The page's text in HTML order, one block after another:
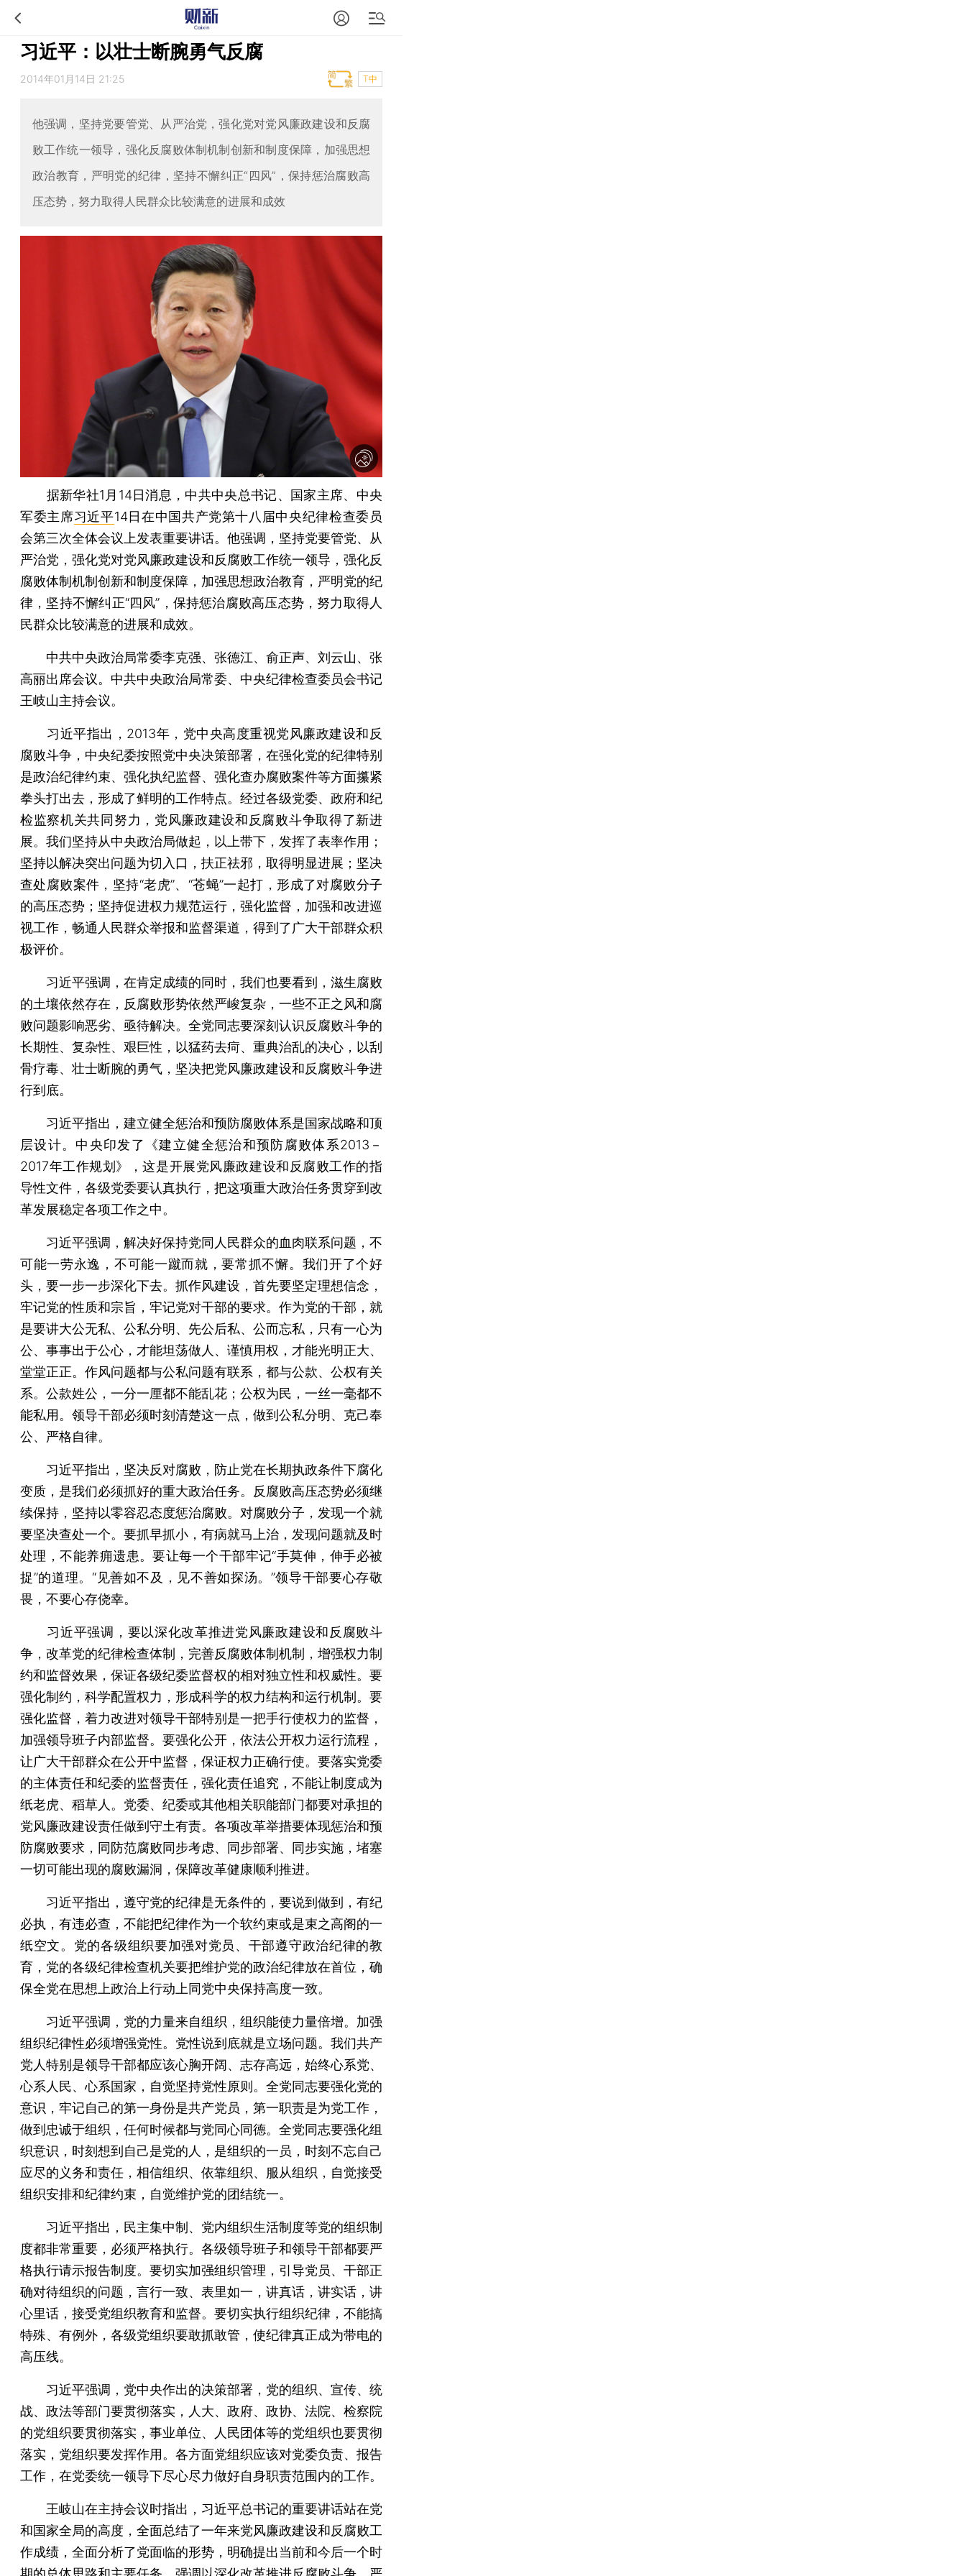
习近平：以壮士断腕勇气反腐
2014年01月14日 21:25 T中
他强调，坚持党要管党、从严治党，强化党对党风廉政建设和反腐
败工作统一领导，强化反腐败体制机制创新和制度保障，加强思想
政治教育，严明党的纪律，坚持不懈纠正“四风”，保持惩治腐败高
压态势，努力取得人民群众比较满意的进展和成效
据新华社1月14日消息，中共中央总书记、国家主席、中央
军委主席习近平14日在中国共产党第十八届中央纪律检查委员
会第三次全体会议上发表重要讲话。他强调，坚持党要管党、从
严治党，强化党对党风廉政建设和反腐败工作统一领导，强化反
腐败体制机制创新和制度保障，加强思想政治教育，严明党的纪
律，坚持不懈纠正“四风”，保持惩治腐败高压态势，努力取得人
民群众比较满意的进展和成效。
中共中央政治局常委李克强、张德江、俞正声、刘云山、张
高丽出席会议。中共中央政治局常委、中央纪律检查委员会书记
王岐山主持会议。
习近平指出，2013年，党中央高度重视党风廉政建设和反
腐败斗争，中央纪委按照党中央决策部署，在强化党的纪律特别
是政治纪律约束、强化执纪监督、强化查办腐败案件等方面攥紧
拳头打出去，形成了鲜明的工作特点。经过各级党委、政府和纪
检监察机关共同努力，党风廉政建设和反腐败斗争取得了新进
展。我们坚持从中央政治局做起，以上带下，发挥了表率作用；
坚持以解决突出问题为切入口，扶正祛邪，取得明显进展；坚决
查处腐败案件，坚持“老虎”、“苍蝇”一起打，形成了对腐败分子
的高压态势；坚持促进权力规范运行，强化监督，加强和改进巡
视工作，畅通人民群众举报和监督渠道，得到了广大干部群众积
极评价。
习近平强调，在肯定成绩的同时，我们也要看到，滋生腐败
的土壤依然存在，反腐败形势依然严峻复杂，一些不正之风和腐
败问题影响恶劣、亟待解决。全党同志要深刻认识反腐败斗争的
长期性、复杂性、艰巨性，以猛药去疴、重典治乱的决心，以刮
骨疗毒、壮士断腕的勇气，坚决把党风廉政建设和反腐败斗争进
行到底。
习近平指出，建立健全惩治和预防腐败体系是国家战略和顶
层设计。中央印发了《建立健全惩治和预防腐败体系2013－
2017年工作规划》，这是开展党风廉政建设和反腐败工作的指
导性文件，各级党委要认真执行，把这项重大政治任务贯穿到改
革发展稳定各项工作之中。
习近平强调，解决好保持党同人民群众的血肉联系问题，不
可能一劳永逸，不可能一蹴而就，要常抓不懈。我们开了个好
头，要一步一步深化下去。抓作风建设，首先要坚定理想信念，
牢记党的性质和宗旨，牢记党对干部的要求。作为党的干部，就
是要讲大公无私、公私分明、先公后私、公而忘私，只有一心为
公、事事出于公心，才能坦荡做人、谨慎用权，才能光明正大、
堂堂正正。作风问题都与公私问题有联系，都与公款、公权有关
系。公款姓公，一分一厘都不能乱花；公权为民，一丝一毫都不
能私用。领导干部必须时刻清楚这一点，做到公私分明、克己奉
公、严格自律。
习近平指出，坚决反对腐败，防止党在长期执政条件下腐化
变质，是我们必须抓好的重大政治任务。反腐败高压态势必须继
续保持，坚持以零容忍态度惩治腐败。对腐败分子，发现一个就
要坚决查处一个。要抓早抓小，有病就马上治，发现问题就及时
处理，不能养痈遗患。要让每一个干部牢记“手莫伸，伸手必被
捉”的道理。“见善如不及，见不善如探汤。”领导干部要心存敬
畏，不要心存侥幸。
习近平强调，要以深化改革推进党风廉政建设和反腐败斗
争，改革党的纪律检查体制，完善反腐败体制机制，增强权力制
约和监督效果，保证各级纪委监督权的相对独立性和权威性。要
强化制约，科学配置权力，形成科学的权力结构和运行机制。要
强化监督，着力改进对领导干部特别是一把手行使权力的监督，
加强领导班子内部监督。要强化公开，依法公开权力运行流程，
让广大干部群众在公开中监督，保证权力正确行使。要落实党委
的主体责任和纪委的监督责任，强化责任追究，不能让制度成为
纸老虎、稻草人。党委、纪委或其他相关职能部门都要对承担的
党风廉政建设责任做到守土有责。各项改革举措要体现惩治和预
防腐败要求，同防范腐败同步考虑、同步部署、同步实施，堵塞
一切可能出现的腐败漏洞，保障改革健康顺利推进。
习近平指出，遵守党的纪律是无条件的，要说到做到，有纪
必执，有违必查，不能把纪律作为一个软约束或是束之高阁的一
纸空文。党的各级组织要加强对党员、干部遵守政治纪律的教
育，党的各级纪律检查机关要把维护党的政治纪律放在首位，确
保全党在思想上政治上行动上同党中央保持高度一致。
习近平强调，党的力量来自组织，组织能使力量倍增。加强
组织纪律性必须增强党性。党性说到底就是立场问题。我们共产
党人特别是领导干部都应该心胸开阔、志存高远，始终心系党、
心系人民、心系国家，自觉坚持党性原则。全党同志要强化党的
意识，牢记自己的第一身份是共产党员，第一职责是为党工作，
做到忠诚于组织，任何时候都与党同心同德。全党同志要强化组
织意识，时刻想到自己是党的人，是组织的一员，时刻不忘自己
应尽的义务和责任，相信组织、依靠组织、服从组织，自觉接受
组织安排和纪律约束，自觉维护党的团结统一。
习近平指出，民主集中制、党内组织生活制度等党的组织制
度都非常重要，必须严格执行。各级领导班子和领导干部都要严
格执行请示报告制度。要切实加强组织管理，引导党员、干部正
确对待组织的问题，言行一致、表里如一，讲真话，讲实话，讲
心里话，接受党组织教育和监督。要切实执行组织纪律，不能搞
特殊、有例外，各级党组织要敢抓敢管，使纪律真正成为带电的
高压线。
习近平强调，党中央作出的决策部署，党的组织、宣传、统
战、政法等部门要贯彻落实，人大、政府、政协、法院、检察院
的党组织要贯彻落实，事业单位、人民团体等的党组织也要贯彻
落实，党组织要发挥作用。各方面党组织应该对党委负责、报告
工作，在党委统一领导下尽心尽力做好自身职责范围内的工作。
王岐山在主持会议时指出，习近平总书记的重要讲话站在党
和国家全局的高度，全面总结了一年来党风廉政建设和反腐败工
作成绩，全面分析了党面临的形势，明确提出当前和今后一个时